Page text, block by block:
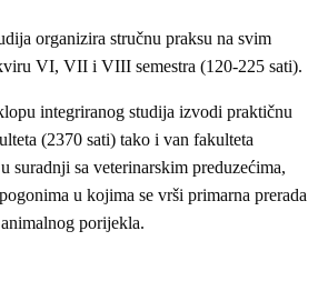
organizira stručnu praksu na svim
VI, VII i VIII semestra (120-225 sati).
integriranog studija izvodi praktičnu
(2370 sati) tako i van fakulteta
suradnji sa veterinarskim preduzećima,
u kojima se vrši primarna prerada
porijekla.